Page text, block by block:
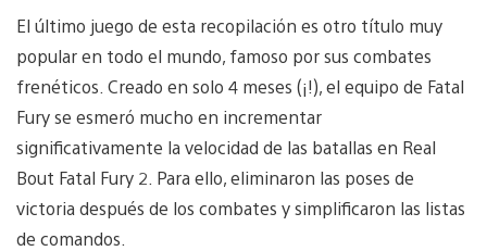
El último juego de esta recopilación es otro título muy
popular en todo el mundo, famoso por sus combates
frenéticos. Creado en solo 4 meses (¡!), el equipo de Fatal
Fury se esmeró mucho en incrementar
significativamente la velocidad de las batallas en Real
Bout Fatal Fury 2. Para ello, eliminaron las poses de
victoria después de los combates y simplificaron las listas
de comandos.